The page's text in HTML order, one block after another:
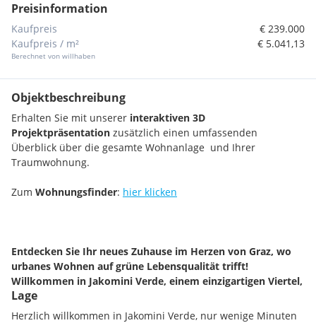
Preisinformation
Kaufpreis
€ 239.000
Kaufpreis / m²
Berechnet von willhaben
€ 5.041,13
Objektbeschreibung
Erhalten Sie mit unserer interaktiven 3D
Projektpräsentation zusätzlich einen umfassenden
Überblick über die gesamte Wohnanlage und Ihrer
Traumwohnung.
Zum Wohnungsfinder: hier klicken
Entdecken Sie Ihr neues Zuhause im Herzen von Graz, wo
urbanes Wohnen auf grüne Lebensqualität trifft!
Willkommen in Jakomini Verde, einem einzigartigen Viertel,
das von renommierten Architekten mit Liebe zum Detail
gestaltet wurde.
Lage
Herzlich willkommen in Jakomini Verde, nur wenige Minuten